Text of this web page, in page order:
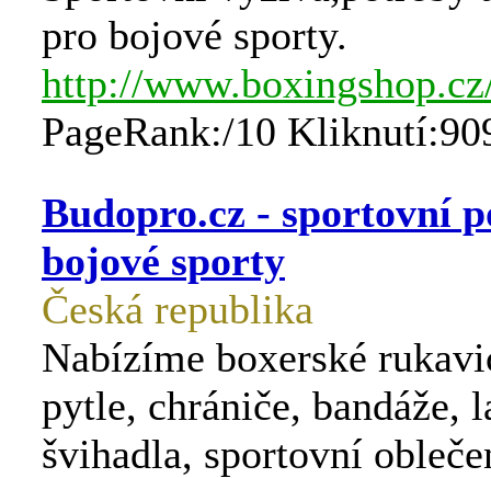
pro bojové sporty.
http://
PageRank:/10
Budopro.cz - sportovní
bojové sporty
Česká republika
Nabízíme boxerské
pytle, chrániče, bandáže,
švihadla, sportovní